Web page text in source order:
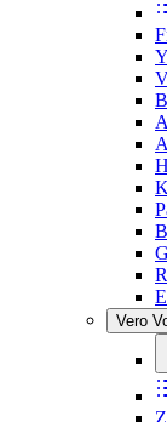
Vero